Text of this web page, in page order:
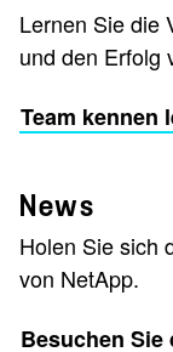
Lernen Sie die
und den Erfolg
Team kennen
News
Holen Sie sich
von NetApp.
Besuchen Sie